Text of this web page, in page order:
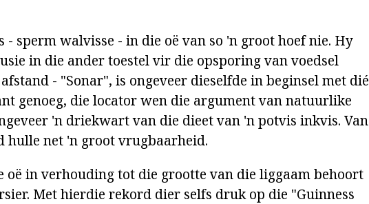
sperm walvisse - in die oë van so 'n groot hoef nie. Hy
in die ander toestel vir die opsporing van voedsel
- "Sonar", is ongeveer dieselfde in beginsel met dié
genoeg, die locator wen die argument van natuurlike
'n driekwart van die dieet van 'n potvis inkvis. Van
hulle net 'n groot vrugbaarheid.
oë in verhouding tot die grootte van die liggaam behoort
Met hierdie rekord dier selfs druk op die "Guinness